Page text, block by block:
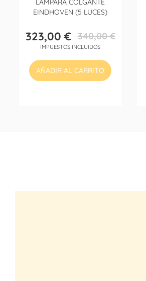
LÁMPARA COLGANTE
EINDHOVEN (5 LUCES)
Precio
323,00 €Precio
base
340,00 €
IMPUESTOS INCLUIDOS
AÑADIR AL CARRITO